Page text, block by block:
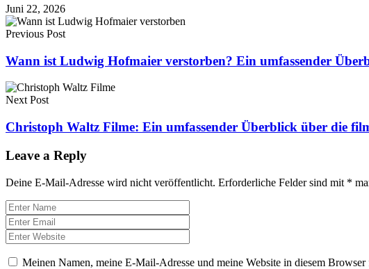
Juni 22, 2026
Previous Post
Wann ist Ludwig Hofmaier verstorben? Ein umfassender
Next Post
Christoph Waltz Filme: Ein umfassender Überblick über die
Leave a Reply
Deine E-Mail-Adresse wird nicht veröffentlicht. Erforderliche Felder sind mit *
Meinen Namen, meine E-Mail-Adresse und meine Website in diesem